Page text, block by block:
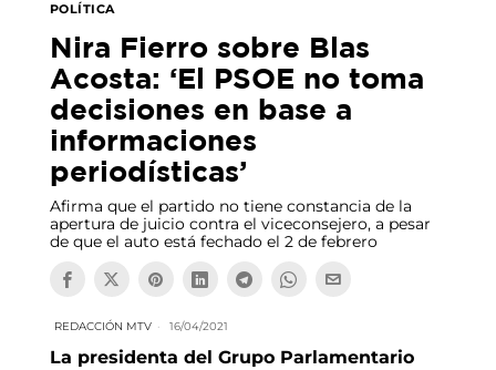
POLÍTICA
Nira Fierro sobre Blas
Acosta: ‘El PSOE no toma
decisiones en base a
informaciones
periodísticas’
Afirma que el partido no tiene constancia de la
apertura de juicio contra el viceconsejero, a pesar
de que el auto está fechado el 2 de febrero
REDACCIÓN MTV 16/04/2021
La presidenta del Grupo Parlamentario